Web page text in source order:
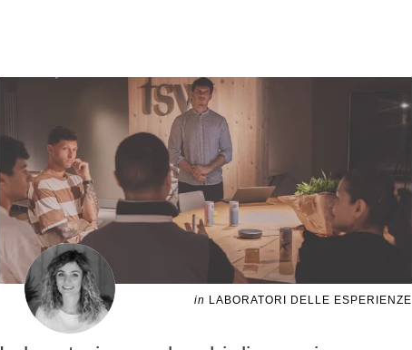
in LABORATORI DELLE ESPERIENZE